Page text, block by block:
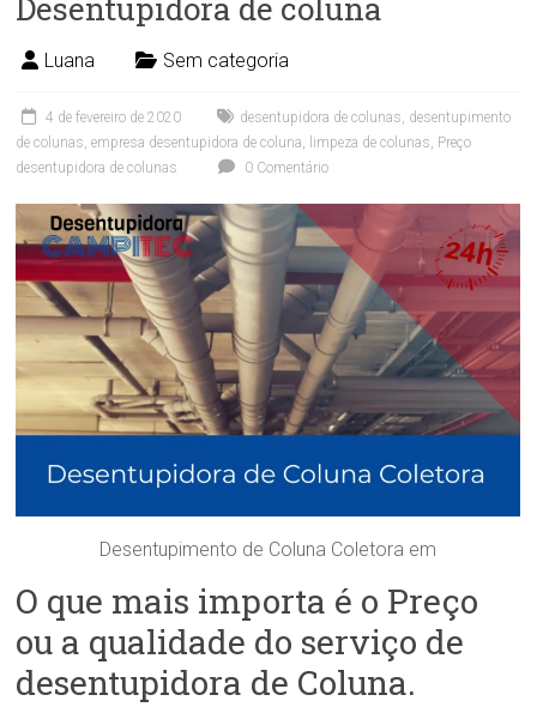
Desentupidora de coluna
Luana Sem categoria
4 de fevereiro de 2020 desentupidora de colunas, desentupimento
de colunas,empresa desentupidora de coluna, limpeza de colunas, Preço
desentupidora de colunas
0 Comentário
Desentupimento de Coluna Coletora em
O que mais importa é o Preço
ou a qualidade do serviço de
desentupidora de Coluna.